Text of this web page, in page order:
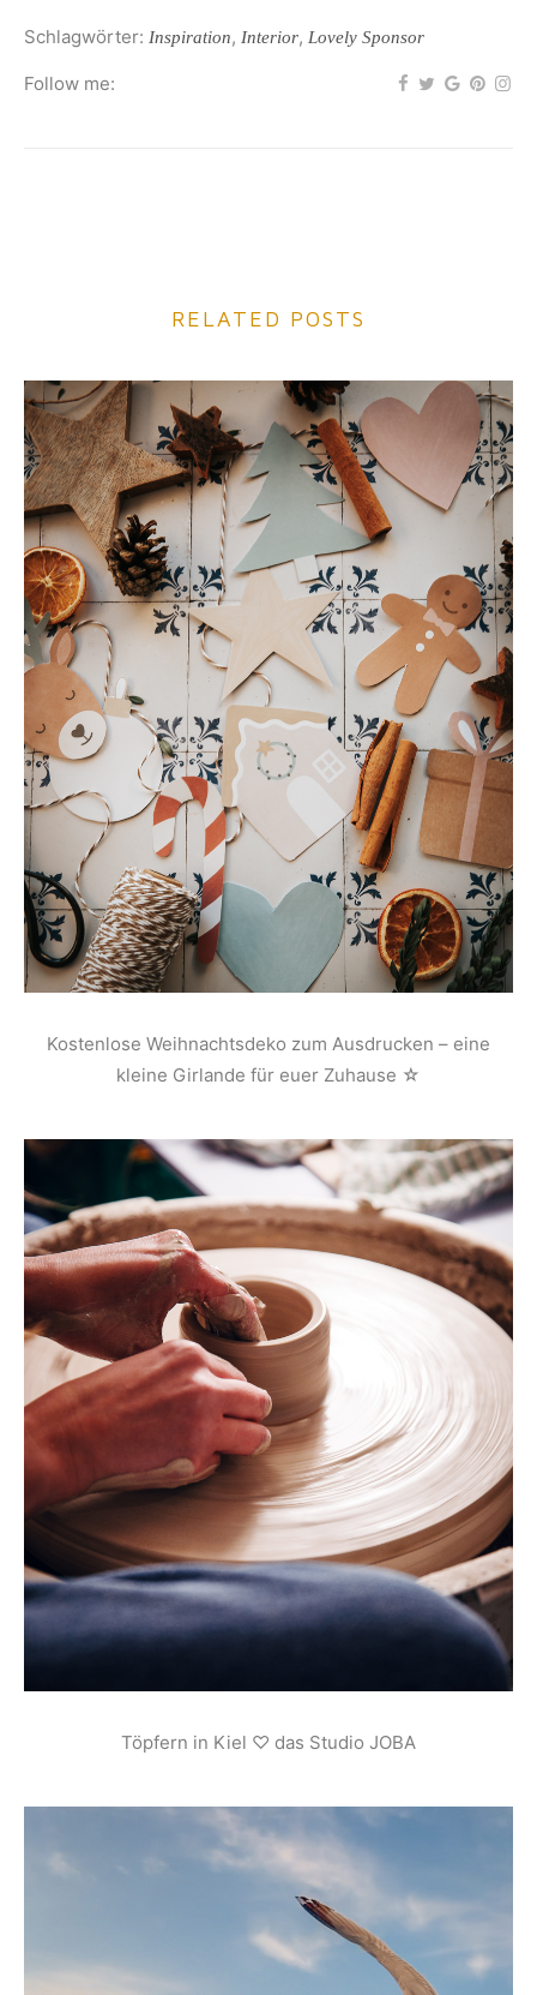
Schlagwörter: Inspiration, Interior, Lovely Sponsor
Follow me:
RELATED POSTS
Kostenlose Weihnachtsdeko zum Ausdrucken – eine
kleine Girlande für euer Zuhause ☆
Töpfern in Kiel ♡ das Studio JOBA